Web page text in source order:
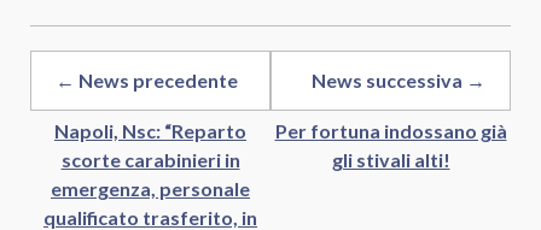
← News precedente
Napoli, Nsc: “Reparto
scorte carabinieri in
emergenza, personale
qualificato trasferito, in
News successiva →
Per fortuna indossano già
gli stivali alti!